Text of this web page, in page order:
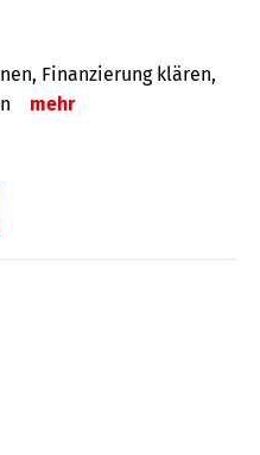
Finanzierung klären,
mehr